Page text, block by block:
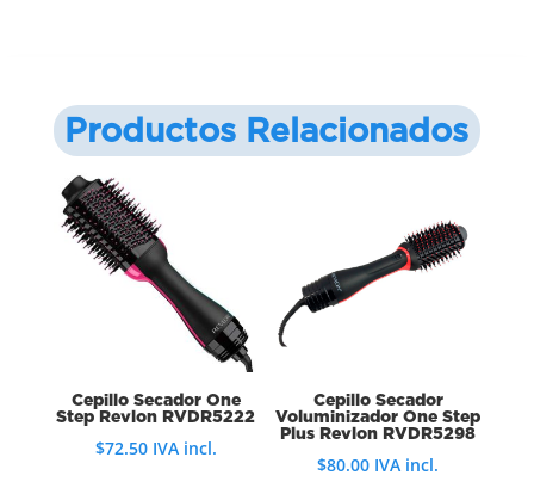
Productos Relacionados
Cepillo Secador One
Step Revlon RVDR5222
$72.50 IVA incl.
Cepillo Secador
Voluminizador One Step
Plus Revlon RVDR5298
$80.00 IVA incl.